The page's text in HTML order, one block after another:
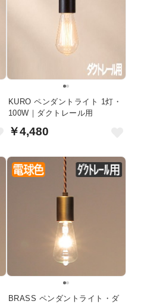
KURO ペンダントライト 1灯・
100W｜ダクトレール用
￥4,480
BRASS ペンダントライト・ダ